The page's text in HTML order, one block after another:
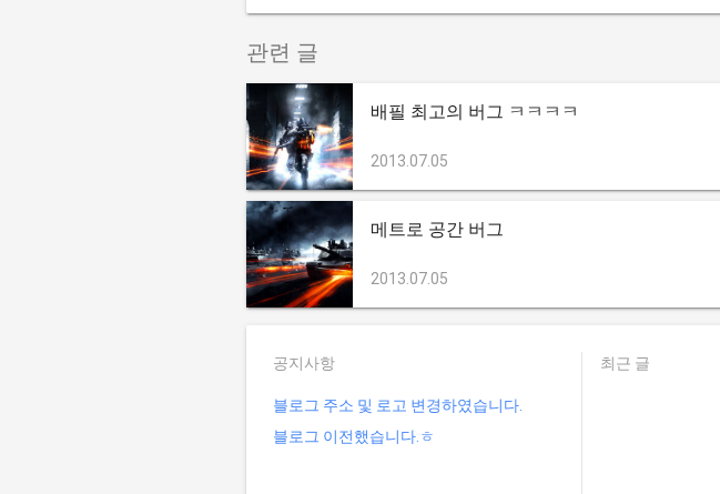
관련 글
배필 최고의 버그 ㅋㅋㅋㅋ
2013.07.05
메트로 공간 버그
2013.07.05
공지사항
블로그 주소 및 로고 변경하였습니다.
블로그 이전했습니다.ㅎ
최근 글